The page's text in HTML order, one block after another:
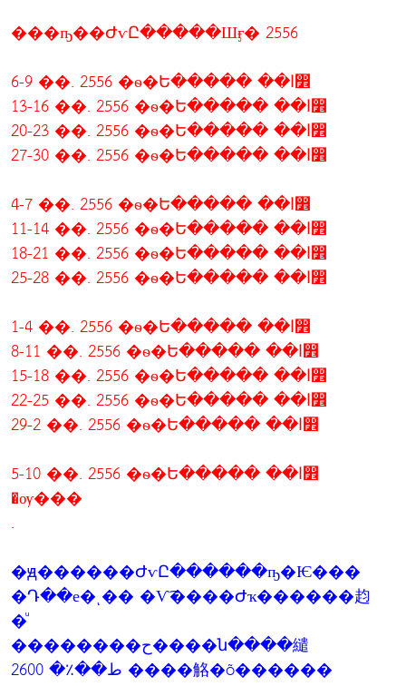
���ҧ��ԺѵԸ�����Шӻ� 2556
6-9 ��. 2556 �ѳ�Ե����� ��ا෾
13-16 ��. 2556 �ѳ�Ե����� ��ا෾
20-23 ��. 2556 �ѳ�Ե����� ��ا෾
27-30 ��. 2556 �ѳ�Ե����� ��ا෾
4-7 ��. 2556 �ѳ�Ե����� ��ا෾
11-14 ��. 2556 �ѳ�Ե����� ��ا෾
18-21 ��. 2556 �ѳ�Ե����� ��ا෾
25-28 ��. 2556 �ѳ�Ե����� ��ا෾
1-4 ��. 2556 �ѳ�Ե����� ��ا෾
8-11 ��. 2556 �ѳ�Ե����� ��ا෾
15-18 ��. 2556 �ѳ�Ե����� ��ا෾
22-25 ��. 2556 �ѳ�Ե����� ��ا෾
29-2 ��. 2556 �ѳ�Ե����� ��ا෾
5-10 ��. 2556 �ѳ�Ե����� ��ا෾
�ѹ���
.
�ԭ������ԺѵԸ������ҧ�Ѥ���
�Դ��е�ͺ�� �Ѵ͡����Ժҡ������赹
�ͧ
��������ح����ն����繾
ط��٪� 2600 ����觡�õ������